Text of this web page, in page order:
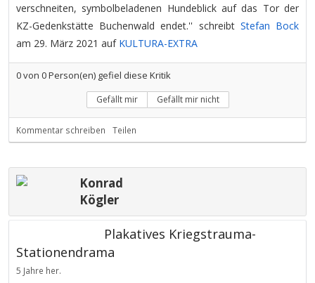
verschneiten, symbolbeladenen Hundeblick auf das Tor der
KZ-Gedenkstätte Buchenwald endet.'' schreibt Stefan Bock
am 29. März 2021 auf KULTURA-EXTRA
0von 0Person(en) gefiel diese Kritik
Gefällt mir Gefällt mir nicht
Kommentar schreiben Teilen
Konrad
Kögler
Plakatives Kriegstrauma-
Stationendrama
5 Jahre her.